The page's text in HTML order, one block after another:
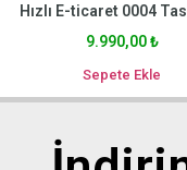
Hızlı E-ticaret 0004
9.990,00₺
Sepete Ekle